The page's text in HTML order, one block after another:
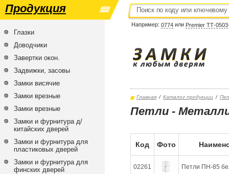
Продукция
Например: 0774 или Premier ТТ-
Глазки
Доводчики
Завертки окон.
Задвижки, засовы
Замки висячие
Замки врезные
Замки врезные
Замки и фурнитура д/
китайских дверей
Замки и фурнитура для
пластиковых дверей
Замки и фурнитура для
финских дверей
Главная / Каталог продукции /
Петли -
Код Фото
02261 Петли ПН-85